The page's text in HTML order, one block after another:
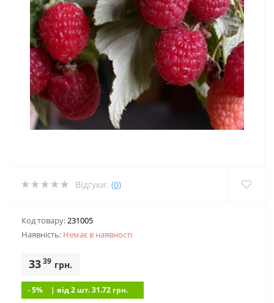
Відгуки: (0)
Код товару:231005
Наявність: Немає в наявностi
3339 грн.
- 5% | вiд 2 шт. 31.72 грн.